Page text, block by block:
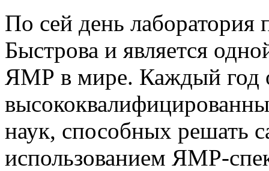
По сей день лаборатория
Быстрова и является
ЯМР в мире. Каждый год
наук, способных решать
использованием ЯМР-